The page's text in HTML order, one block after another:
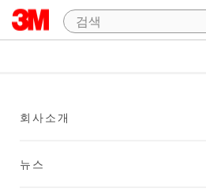
회사소개
뉴스